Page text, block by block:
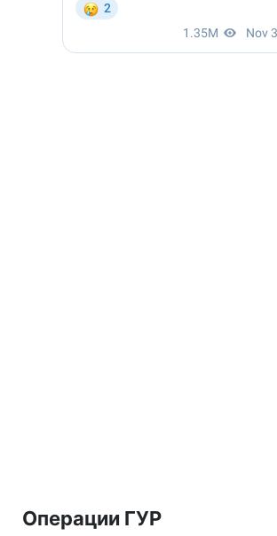
Операции ГУР